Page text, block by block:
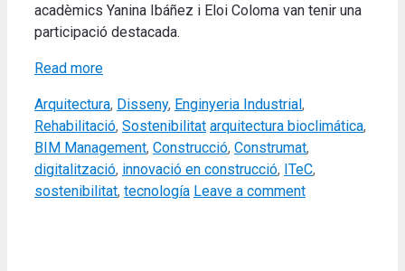
acadèmics Yanina Ibáñez i Eloi Coloma van tenir una
participació destacada.
Read more
Categories
Arquitectura, Disseny, Enginyeria Industrial ,
Rehabilitació, Sostenibilitat Tags
arquitectura bioclimática,
BIM Management, Construcció, Construmat,
digitalització, innovació en construcció, ITeC,
sostenibilitat, tecnología Leave a comment